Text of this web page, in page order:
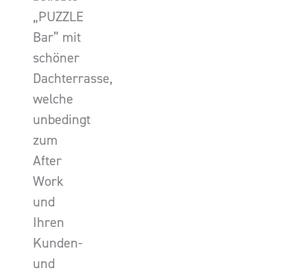
„PUZZLE
Bar” mit
schöner
Dachterrasse,
welche
unbedingt
zum
After
Work
und
Ihren
Kunden-
und